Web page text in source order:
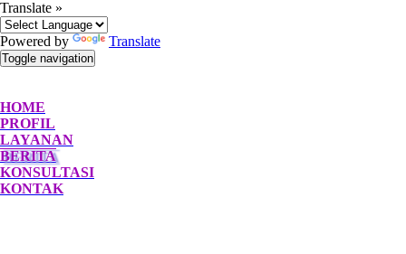
Translate »
Powered by Translate
Toggle navigation
HOME
PROFIL
LAYANAN
BERITA
KONSULTASI
KONTAK